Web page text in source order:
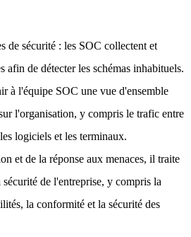
de sécurité : les SOC collectent et
afin de détecter les schémas inhabituels.
à l'équipe SOC une vue d'ensemble
l'organisation, y compris le trafic entre
logiciels et les terminaux.
et de la réponse aux menaces, il traite
sécurité de l'entreprise, y compris la
la conformité et la sécurité des